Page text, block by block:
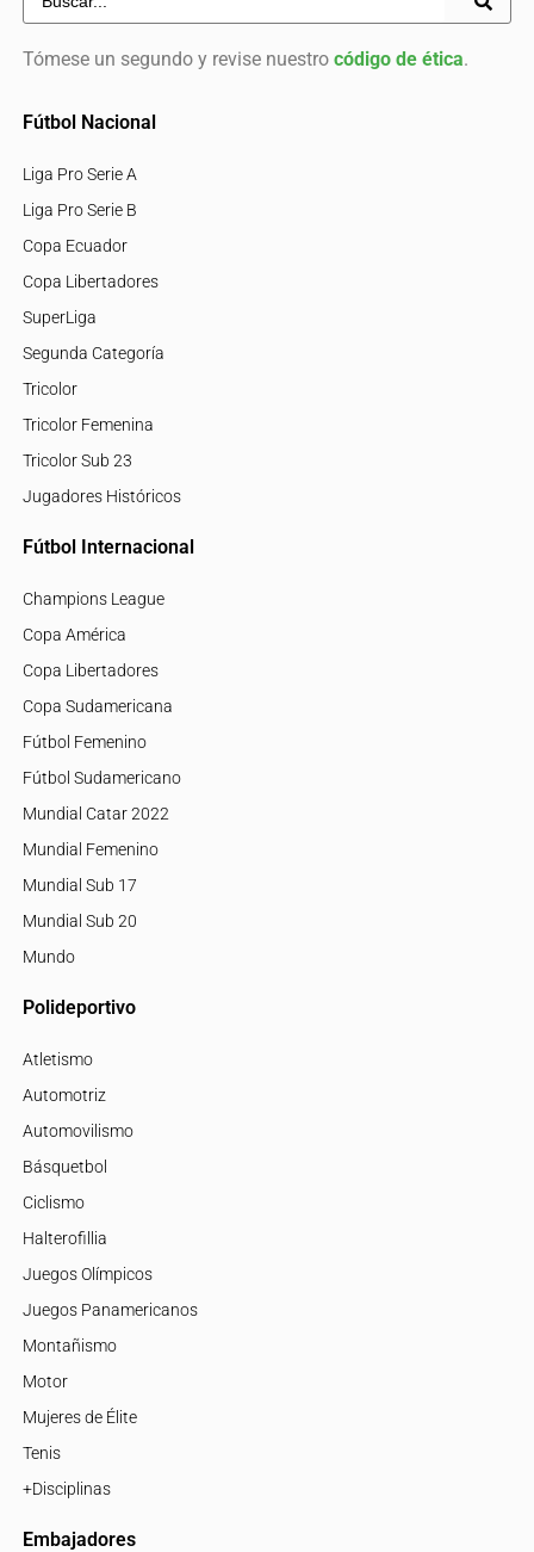
Tómese un segundo y revise nuestro código de ética.
Fútbol Nacional
Liga Pro Serie A
Liga Pro Serie B
Copa Ecuador
Copa Libertadores
SuperLiga
Segunda Categoría
Tricolor
Tricolor Femenina
Tricolor Sub 23
Jugadores Históricos
Fútbol Internacional
Champions League
Copa América
Copa Libertadores
Copa Sudamericana
Fútbol Femenino
Fútbol Sudamericano
Mundial Catar 2022
Mundial Femenino
Mundial Sub 17
Mundial Sub 20
Mundo
Polideportivo
Atletismo
Automotriz
Automovilismo
Básquetbol
Ciclismo
Halterofillia
Juegos Olímpicos
Juegos Panamericanos
Montañismo
Motor
Mujeres de Élite
Tenis
+Disciplinas
Embajadores